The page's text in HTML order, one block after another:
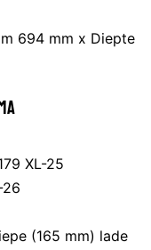
694 mm x Diepte
XL-25
26
(165 mm) lade